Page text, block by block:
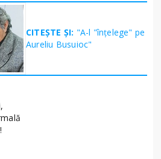
CITEȘTE ȘI: "A-l "înțelege" pe
Aureliu Busuioc"